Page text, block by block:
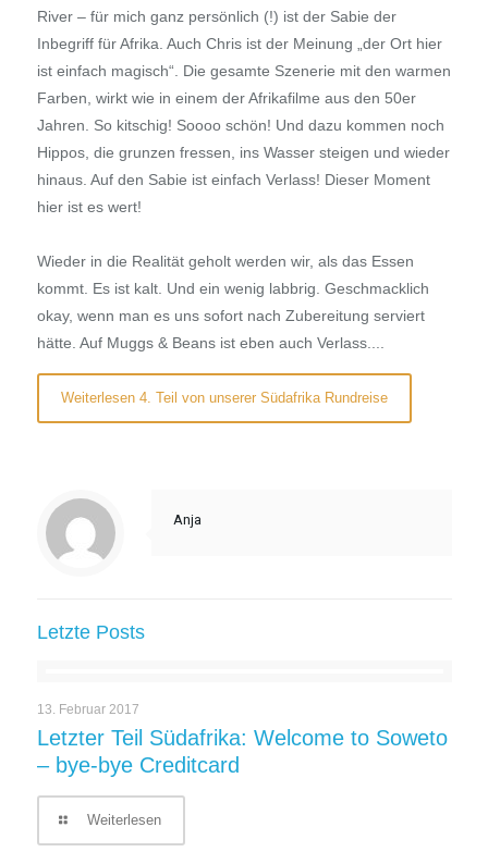
River – für mich ganz persönlich (!) ist der Sabie der
Inbegriff für Afrika. Auch Chris ist der Meinung „der Ort hier
ist einfach magisch“. Die gesamte Szenerie mit den warmen
Farben, wirkt wie in einem der Afrikafilme aus den 50er
Jahren. So kitschig! Soooo schön! Und dazu kommen noch
Hippos, die grunzen fressen, ins Wasser steigen und wieder
hinaus. Auf den Sabie ist einfach Verlass! Dieser Moment
hier ist es wert!
Wieder in die Realität geholt werden wir, als das Essen
kommt. Es ist kalt. Und ein wenig labbrig. Geschmacklich
okay, wenn man es uns sofort nach Zubereitung serviert
hätte. Auf Muggs & Beans ist eben auch Verlass....
Weiterlesen 4. Teil von unserer Südafrika Rundreise
Anja
Letzte Posts
13. Februar 2017
Letzter Teil Südafrika: Welcome to Soweto
– bye-bye Creditcard
Weiterlesen